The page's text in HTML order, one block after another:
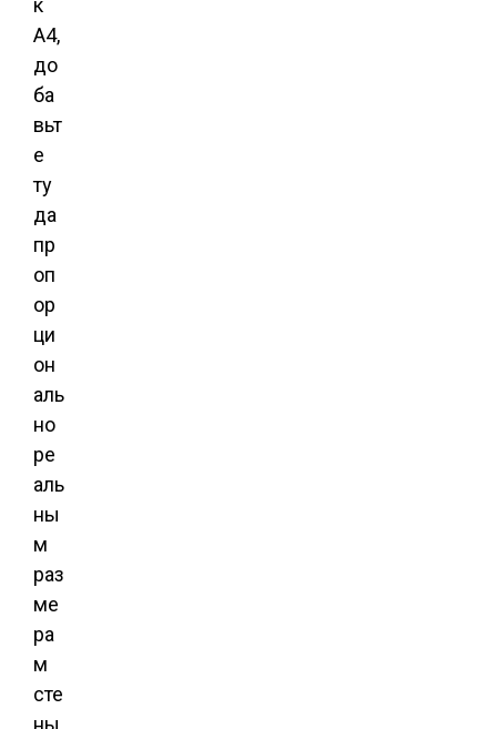
к
А4,
до
ба
вьт
е
ту
да
пр
оп
ор
ци
он
аль
но
ре
аль
ны
м
раз
ме
ра
м
сте
ны